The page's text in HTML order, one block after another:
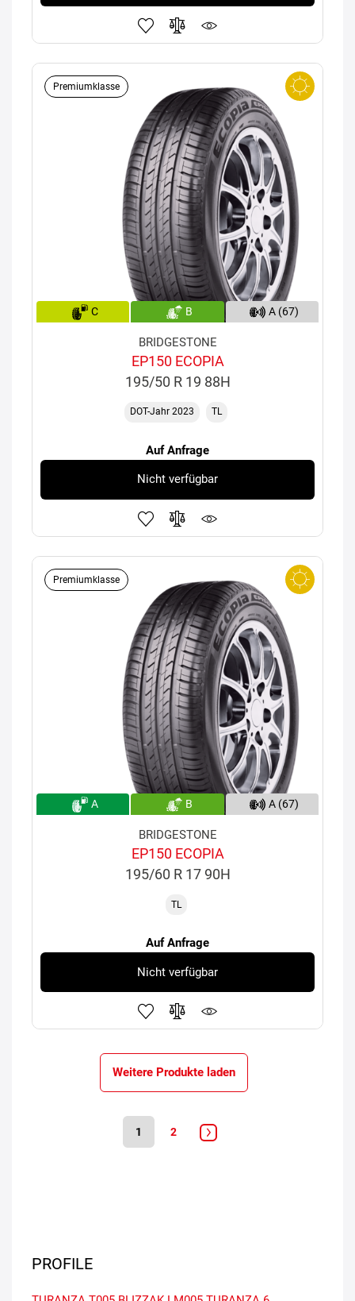
Premiumklasse
C B A (67)
BRIDGESTONE
EP150 ECOPIA
195/50 R 19 88H
DOT-Jahr 2023 TL
Auf Anfrage
Nicht verfügbar
Premiumklasse
A B A (67)
BRIDGESTONE
EP150 ECOPIA
195/60 R 17 90H
TL
Auf Anfrage
Nicht verfügbar
Weitere Produkte laden
1 2
PROFILE